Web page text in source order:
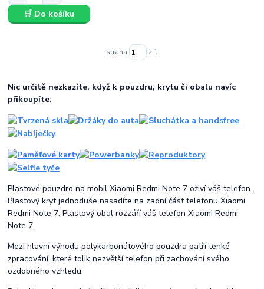
🛒 Do košíku
strana z 1
Nic určitě nezkazíte, když k pouzdru, krytu či obalu navíc
přikoupíte:
Plastové pouzdro na mobil Xiaomi Redmi Note 7 oživí váš telefon .
Plastový kryt jednoduše nasadíte na zadní část telefonu Xiaomi
Redmi Note 7. Plastový obal rozzáří váš telefon Xiaomi Redmi
Note 7.
Mezi hlavní výhodu polykarbonátového pouzdra patří tenké
zpracování, které tolik nezvětší telefon při zachování svého
ozdobného vzhledu.